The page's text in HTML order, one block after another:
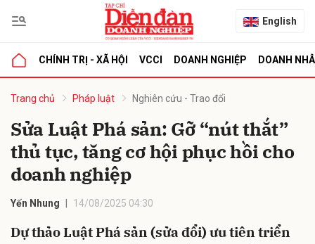
English
CHÍNH TRỊ - XÃ HỘI VCCI DOANH NGHIỆP DOANH
Trang chủ Pháp luật Nghiên cứu - Trao đổi
Sửa Luật Phá sản: Gỡ “nút thắt”
thủ tục, tăng cơ hội phục hồi cho
doanh nghiệp
Yến Nhung 14/08/2025 04:30
Dự thảo Luật Phá sản (sửa đổi) ưu tiên triển
luận
Hủy